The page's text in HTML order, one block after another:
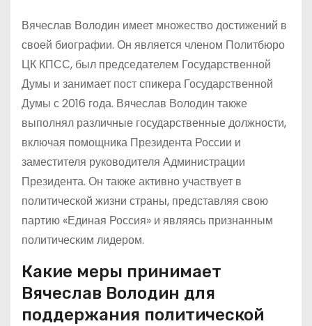
Вячеслав Володин имеет множество достижений в
своей биографии. Он является членом Политбюро
ЦК КПСС, был председателем Государственной
Думы и занимает пост спикера Государственной
Думы с 2016 года. Вячеслав Володин также
выполнял различные государственные должности,
включая помощника Президента России и
заместителя руководителя Администрации
Президента. Он также активно участвует в
политической жизни страны, представляя свою
партию «Единая Россия» и являясь признанным
политическим лидером.
Какие меры принимает
Вячеслав Володин для
поддержания политической